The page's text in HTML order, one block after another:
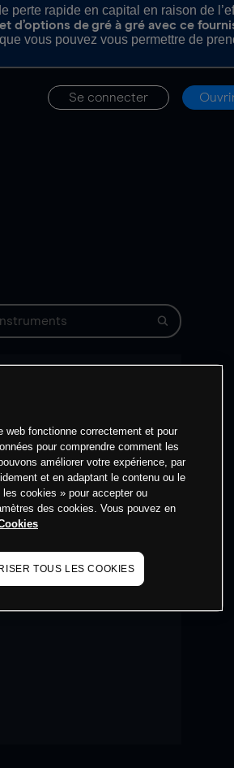
perte rapide en capital en raison de
d’options de gré à gré avec ce
vous pouvez vous permettre de
Se connecter
web fonctionne correctement et pour
pour comprendre comment les
améliorer votre expérience, par
et en adaptant le contenu ou le
cookies » pour accepter ou
des cookies. Vous pouvez en
TOUS LES COOKIES